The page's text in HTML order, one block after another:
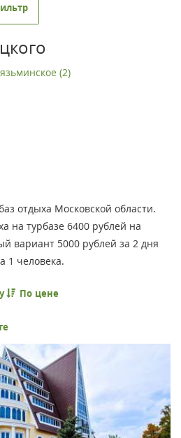
(2)
отдыха Московской области.
на турбазе 6400 рублей на
вариант 5000 рублей за 2 дня
1 человека.
По цене